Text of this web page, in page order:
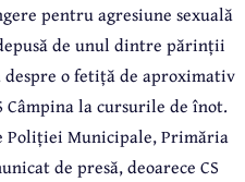
pentru agresiune sexuală
de unul dintre părinții
despre o fetiță de aproximativ
Câmpina la cursurile de înot.
Poliției Municipale, Primăria
de presă, deoarece CS